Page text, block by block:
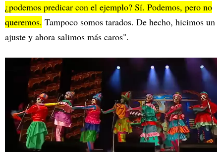
¿podemos predicar con el ejemplo? Sí. Podemos, pero no
queremos. Tampoco somos tarados. De hecho, hicimos un
ajuste y ahora salimos más caros".